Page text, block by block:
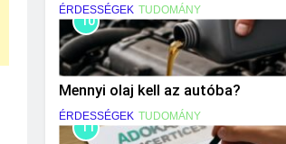
ÉRDESSÉGEK TUDOMÁNY
10
Mennyi olaj kell az autóba?
ÉRDESSÉGEK TUDOMÁNY
11